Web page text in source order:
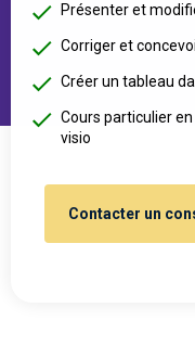
Présenter et
Corriger et
Créer un tableau
Cours particulier
visio
Contacter un